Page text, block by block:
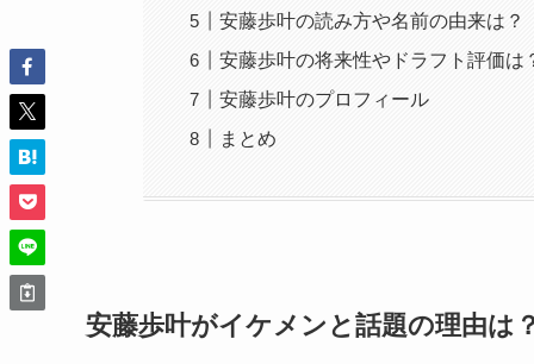
安藤歩叶の読み方や名前の由来は？
安藤歩叶の将来性やドラフト評価は
安藤歩叶のプロフィール
まとめ
安藤歩叶がイケメンと話題の理由は